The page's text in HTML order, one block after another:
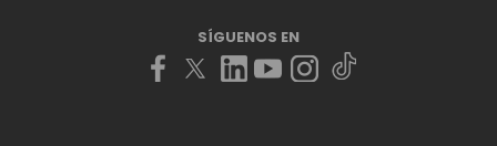
SÍGUENOS EN